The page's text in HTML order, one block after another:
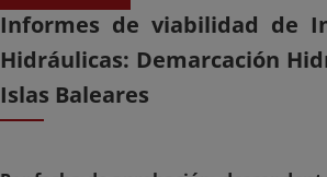
Informes de viabilidad de
Hidráulicas: Demarcación
Islas Baleares